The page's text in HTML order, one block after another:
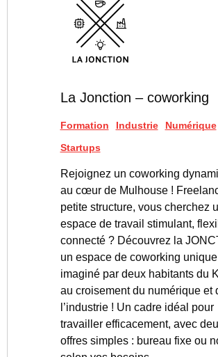
La Jonction – coworking
Formation Industrie
Numérique
Startups
Rejoignez un coworking
au cœur de Mulhouse !
petite structure, vous cherchez
espace de travail stimulant,
connecté ? Découvrez la
un espace de coworking unique
imaginé par deux habitants du
au croisement du numérique et
l’industrie ! Un cadre idéal pour
travailler efficacement, avec
offres simples : bureau fixe ou